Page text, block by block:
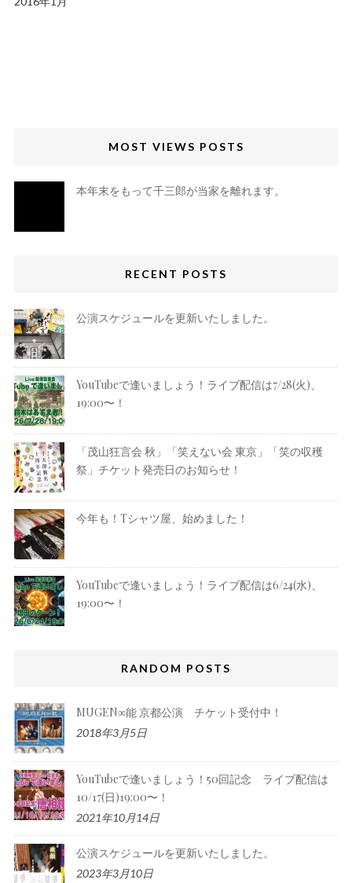
MOST VIEWS POSTS
本年末をもって千三郎が当家を離れます。
RECENT POSTS
公演スケジュールを更新いたしました。
YouTubeで逢いましょう！ライブ配信は7/28(火)、
19:00〜！
「茂山狂言会 秋」「笑えない会 東京」「笑の収穫
祭」チケット発売日のお知らせ！
今年も！Tシャツ屋、始めました！
YouTubeで逢いましょう！ライブ配信は6/24(水)、
19:00〜！
RANDOM POSTS
MUGEN∞能 京都公演 チケット受付中！
2018年3月5日
YouTubeで逢いましょう！50回記念 ライブ配信は
10/17(日)19:00〜！
2021年10月14日
公演スケジュールを更新いたしました。
2023年3月10日